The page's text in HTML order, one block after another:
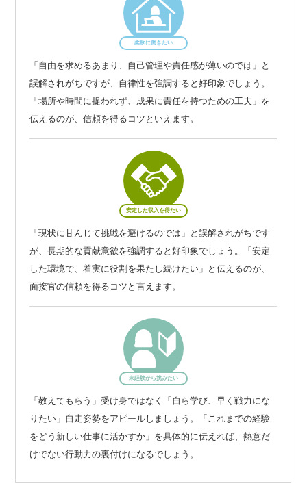
柔軟に働きたい
「自由を求めるあまり、自己管理や責任感が薄いのでは」と
誤解されがちですが、自律性を強調すると好印象でしょう。
「場所や時間に捉われず、成果に責任を持つための工夫」を
伝えるのが、信頼を得るコツといえます。
安定した収入を得たい
「現状に甘んじて挑戦を避けるのでは」と誤解されがちです
が、長期的な貢献意欲を強調すると好印象でしょう。「安定
した環境で、着実に役割を果たし続けたい」と伝えるのが、
面接官の信頼を得るコツと言えます。
未経験から挑みたい
「教えてもらう」受け身ではなく「自ら学び、早く戦力にな
りたい」自走姿勢をアピールしましょう。「これまでの経験
をどう新しい仕事に活かすか」を具体的に伝えれば、熱意だ
けでない行動力の裏付けになるでしょう。